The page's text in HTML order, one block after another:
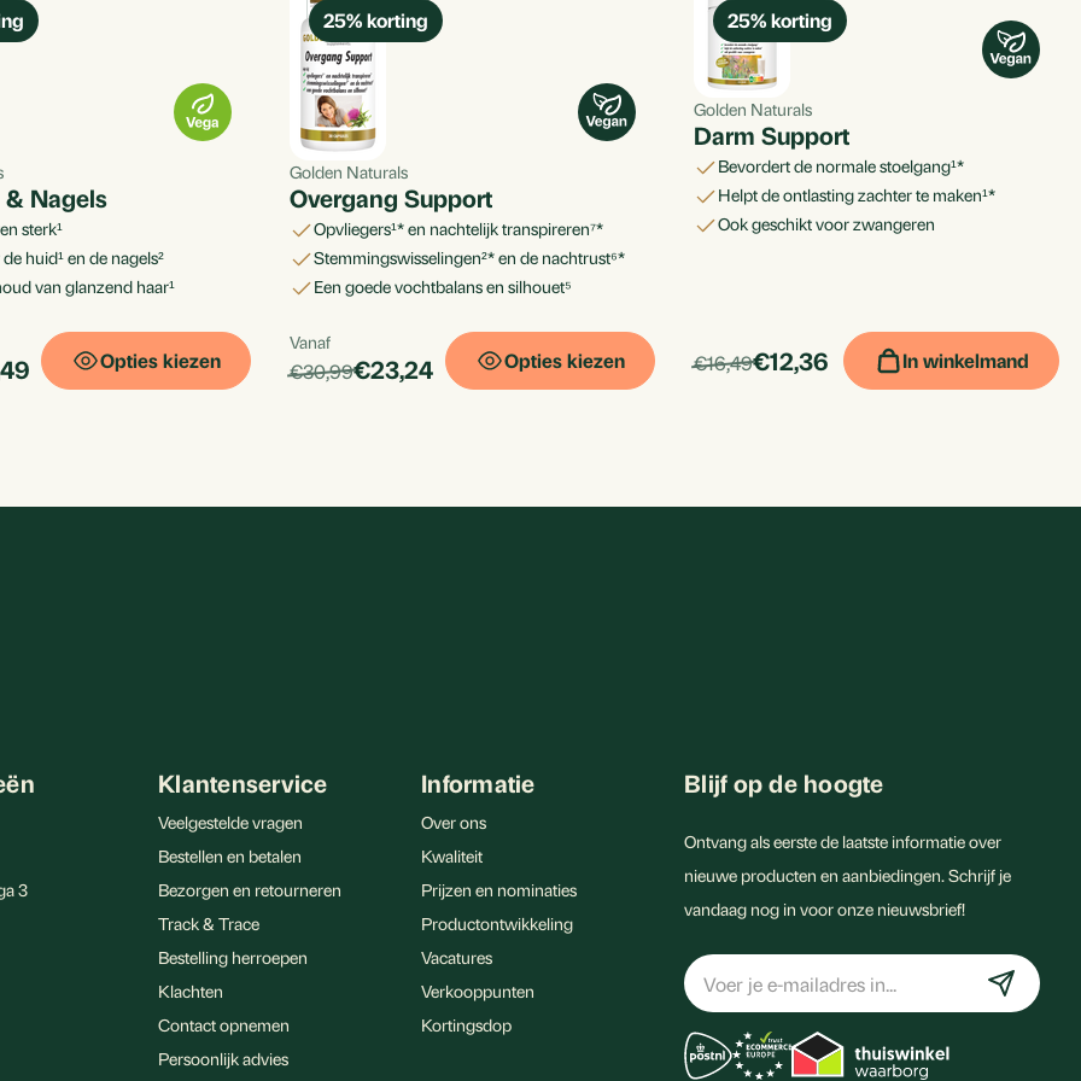
in het onderhouden van een
het behoud van je huid door
een cruciale rol in de
De keuze tussen
waaronder
collageen, wat zou
Viscollageen bevat
de huid, botten en spieren
& Nagels
sterk¹
huid¹ en de nagels²
van glanzend haar¹
Opties kiezen
25% korting
Golden Naturals
Overgang Support
opvliegers¹* en nachtelijk transpireren⁷*
stemmingswisselingen²* en de nachtrust⁶*
een goede vochtbalans en silhouet⁵
Per
stuk
Vanaf
products.price_default:
€30,99products.price_discounted:
€23,24 Opties kiezen
25% korting
Golden Naturals
Darm Support
bevordert de normale stoelgang¹*
helpt de ontlasting zachter te maken¹*
ook geschikt voor zwangeren
Per
products.price_default:
€16,49products.price_discounted:
€12,36 In winkelmand
3
Klantenservice
Veelgestelde vragen
Bestellen en betalen
Bezorgen en retourneren
Track & Trace
Bestelling herroepen
Klachten
Contact opnemen
Persoonlijk advies
Informatie
Over ons
Kwaliteit
Prijzen en nominaties
Productontwikkeling
Vacatures
Verkooppunten
Kortingsdop
Blijf op de hoogte
Ontvang als eerste de laatste informatie over
nieuwe producten en aanbiedingen. Schrijf je
vandaag nog in voor onze nieuwsbrief!
E-
mailadres